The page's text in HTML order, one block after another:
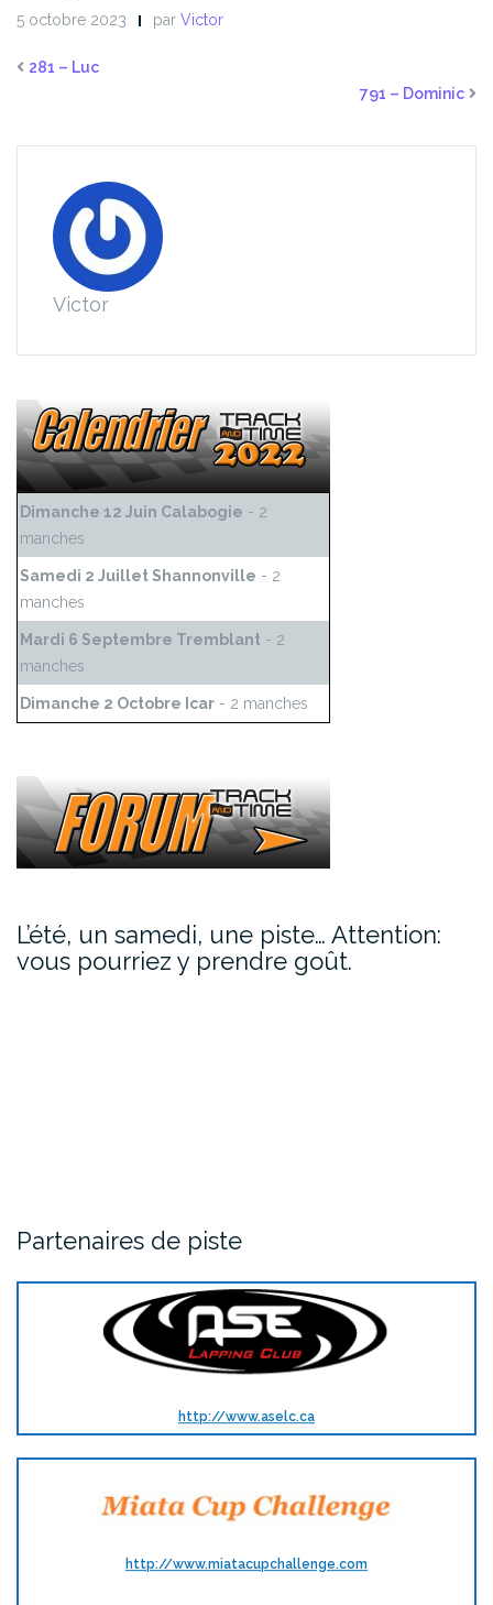
5 octobre 2023 par Victor
281 – Luc
791 – Dominic
Victor
Dimanche 12 Juin Calabogie - 2
manches
Samedi 2 Juillet Shannonville - 2
manches
Mardi 6 Septembre Tremblant - 2
manches
Dimanche 2 Octobre Icar - 2 manches
L’été, un samedi, une piste… Attention:
vous pourriez y prendre goût.
Partenaires de piste
http://www.aselc.ca
http://www.miatacupchallenge.com